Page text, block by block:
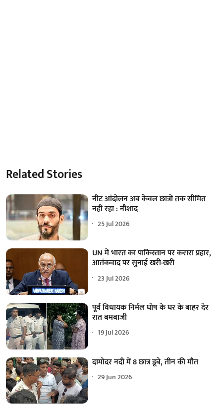
Related Stories
नीट आंदोलन अब केवल छात्रों तक सीमित
नहीं रहा : नौशाद
25 Jul 2026
UN में भारत का पाकिस्तान पर करारा प्रहार,
आतंकवाद पर सुनाई खरी-खरी
23 Jul 2026
पूर्व विधायक निर्मल घोष के घर के बाहर देर
रात बमबाजी
19 Jul 2026
दामोदर नदी में 8 छात्र डूबे, तीन की मौत
29 Jun 2026